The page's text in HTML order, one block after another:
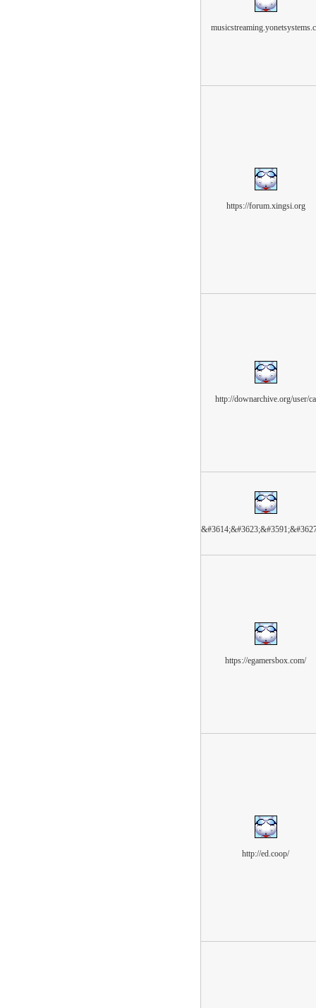
https://forum.xingsi.org
http://downarchive.org/user/ca
https://egamersbox.com/
http://ed.coop/